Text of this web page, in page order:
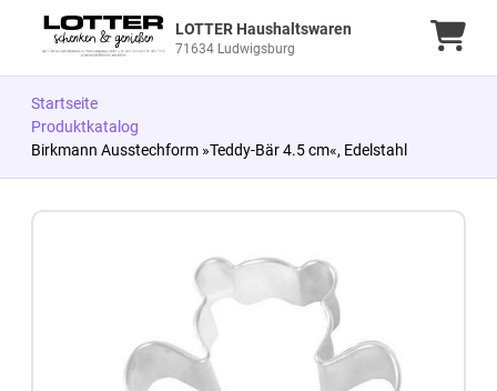
LOTTER Haushaltswaren
71634 Ludwigsburg
Startseite
Produktkatalog
Birkmann Ausstechform »Teddy-Bär 4.5 cm«, Edelstahl